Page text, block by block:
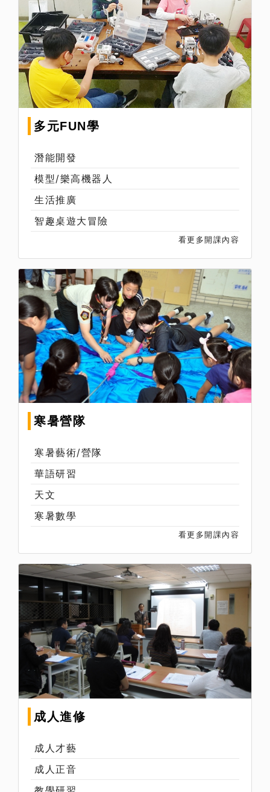
多元FUN學
潛能開發
模型/樂高機器人
生活推廣
智趣桌遊大冒險
看更多開課內容
寒暑營隊
寒暑藝術/營隊
華語研習
天文
寒暑數學
看更多開課內容
成人進修
成人才藝
成人正音